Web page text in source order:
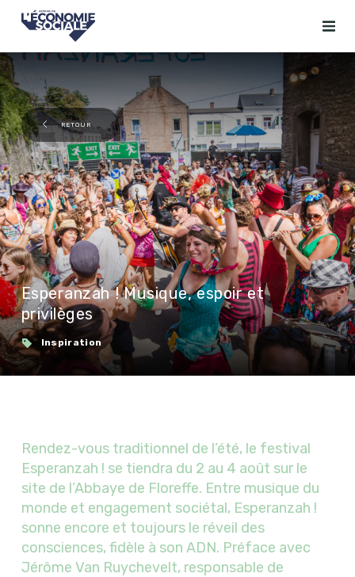
RETOUR
Esperanzah ! Musique, espoir et
privilèges
Inspiration
Rendez-vous traditionnel de l’été, le festival
Esperanzah ! se tiendra du 2 au 4 août sur le
site de l’Abbaye de Floreffe. Entre musique du
monde et engagement sociétal, Esperanzah !
sonne encore et toujours le réveil des
consciences, fidèle à son ADN. Préface avec
Jérôme Van Ruychevelt, responsable de